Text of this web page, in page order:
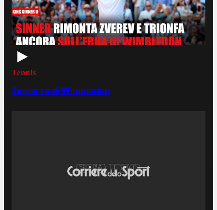
Tennis
Sinner re di Wimbledon